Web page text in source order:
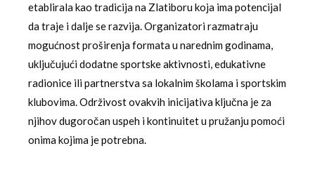
etablirala kao tradicija na Zlatiboru koja ima potencijal
da traje i dalje se razvija. Organizatori razmatraju
mogućnost proširenja formata u narednim godinama,
uključujući dodatne sportske aktivnosti, edukativne
radionice ili partnerstva sa lokalnim školama i sportskim
klubovima. Održivost ovakvih inicijativa ključna je za
njihov dugoročan uspeh i kontinuitet u pružanju pomoći
onima kojima je potrebna.